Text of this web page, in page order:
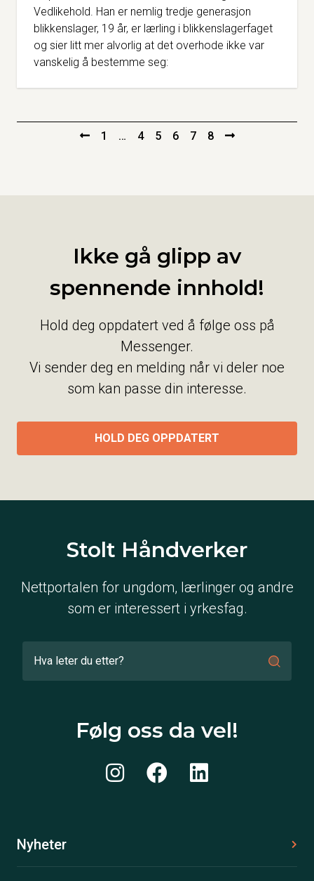
fleiper Nicolai Johansson i Follo Tak og
Vedlikehold. Han er nemlig tredje generasjon
blikkenslager, 19 år, er lærling i blikkenslagerfaget
og sier litt mer alvorlig at det overhode ikke var
vanskelig å bestemme seg:
Ikke gå glipp av
spennende innhold!
Hold deg oppdatert ved å følge oss på
Messenger.
Vi sender deg en melding når vi deler noe
som kan passe din interesse.
Stolt Håndverker
Nettportalen for ungdom, lærlinger og andre
som er interessert i yrkesfag.
Følg oss da vel!
Nyheter